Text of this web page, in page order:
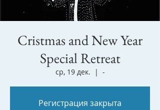
Cristmas and New Year
Special Retreat
ср, 19 дек.
  |
-
Регистрация закрыта